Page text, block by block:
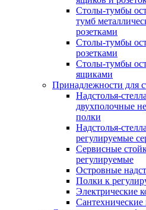
Столы-тумбы
тумб
розетками
Столы-тумбы
розетками
Столы-тумбы
ящиками
Принадлежности для
Надстолья-
двухполочные
полки
Надстолья-
регулируемые
Сервисные
регулируемые
Островные
Полки к
Электрические